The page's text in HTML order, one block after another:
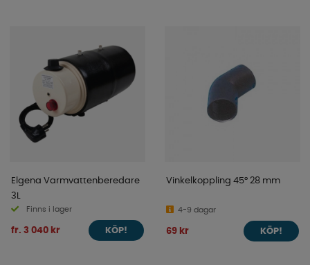
Elgena Varmvattenberedare
3L
Finns i lager
fr. 3 040 kr KÖP!
Vinkelkoppling 45° 28 mm
4-9 dagar
69 kr KÖP!